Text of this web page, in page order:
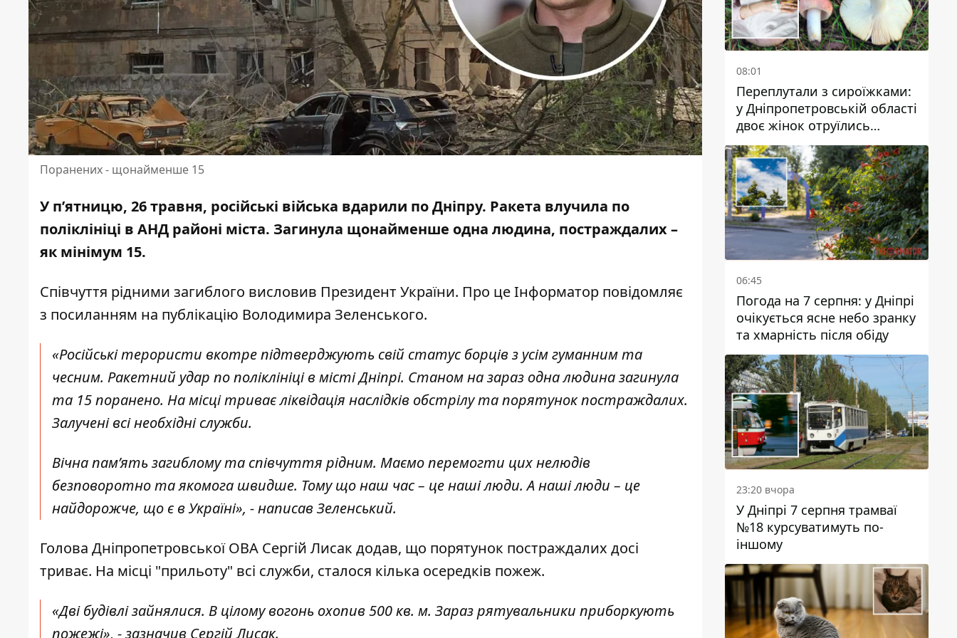
Поранених - щонайменше 15
У п’ятницю, 26 травня, російські війська вдарили по Дніпру. Ракета влучила по
поліклініці в АНД районі міста. Загинула щонайменше одна людина, постраждалих –
як мінімум 15.
Співчуття рідними загиблого висловив Президент України. Про це Інформатор повідомляє
з посиланням на публікацію Володимира Зеленського.
«Російські терористи вкотре підтверджують свій статус борців з усім гуманним та
чесним. Ракетний удар по поліклініці в місті Дніпрі. Станом на зараз одна людина загинула
та 15 поранено. На місці триває ліквідація наслідків обстрілу та порятунок постраждалих.
Залучені всі необхідні служби.
Вічна памʼять загиблому та співчуття рідним. Маємо перемогти цих нелюдів
безповоротно та якомога швидше. Тому що наш час – це наші люди. А наші люди – це
найдорожче, що є в Україні», - написав Зеленський.
Голова Дніпропетровської ОВА Сергій Лисак додав, що порятунок постраждалих досі
триває. На місці "прильоту" всі служби, сталося кілька осередків пожеж.
«Дві будівлі зайнялися. В цілому вогонь охопив 500 кв. м. Зараз рятувальники приборкують
пожежі», - зазначив Сергій Лисак.
08:01
Переплутали з сироїжками:
у Дніпропетровській області
двоє жінок отруїлись
грибами
06:45
Погода на 7 серпня: у Дніпрі
очікується ясне небо зранку
та хмарність після обіду
23:20 вчора
У Дніпрі 7 серпня трамваї
№18 курсуватимуть по-
іншому